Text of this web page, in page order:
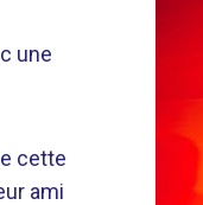
une
cette
ami